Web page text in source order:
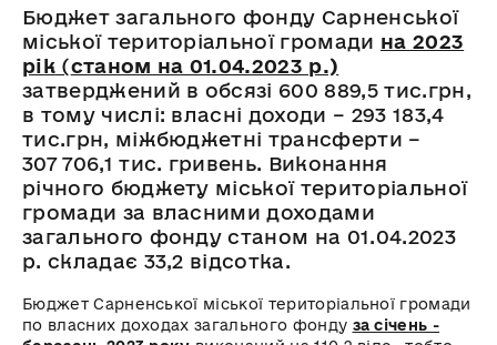
Бюджет загального фонду Сарненської
міської територіальної громади на 2023
рік(станом на 01.04.2023 р.)
затверджений в обсязі 600 889,5 тис.грн,
в тому числі: власні доходи – 293 183,4
тис.грн, міжбюджетні трансферти –
307 706,1 тис. гривень. Виконання
річного бюджету міської територіальної
громади за власними доходами
загального фонду станом на 01.04.2023
р. складає 33,2 відсотка.
Бюджет Сарненської міської територіальної громади
по власних доходах загального фонду за січень -